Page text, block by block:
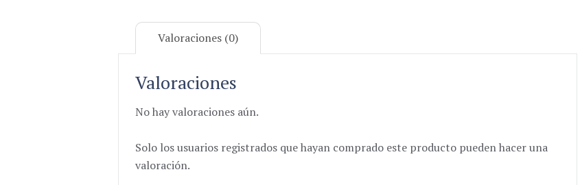
Valoraciones (0)
Valoraciones
No hay valoraciones aún.
Solo los usuarios registrados que hayan comprado este producto pueden hacer una
valoración.